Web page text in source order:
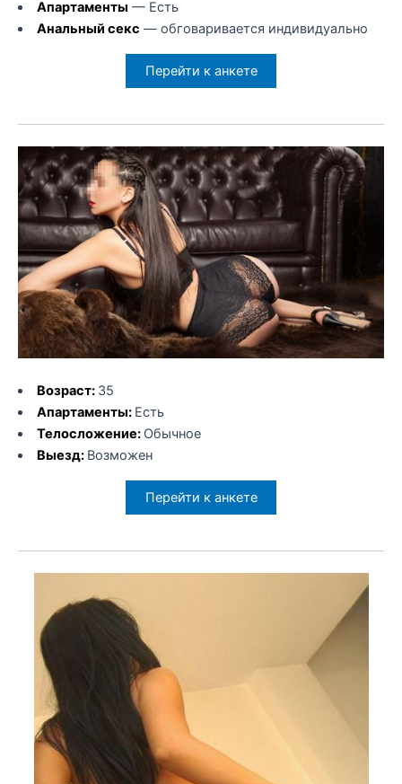
Апартаменты — Есть
Анальный секс — обговаривается индивидуально
Перейти к анкете
Возраст: 35
Апартаменты: Есть
Телосложение: Обычное
Выезд: Возможен
Перейти к анкете